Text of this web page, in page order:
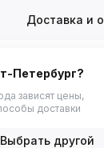
Доставка и
Петербург?
зависят цены,
доставки
Выбрать другой